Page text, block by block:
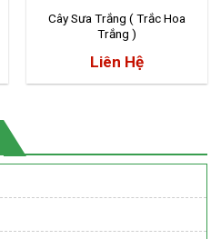
Cây Sưa Trắng ( Trắc Hoa
Trắng )
Liên Hệ